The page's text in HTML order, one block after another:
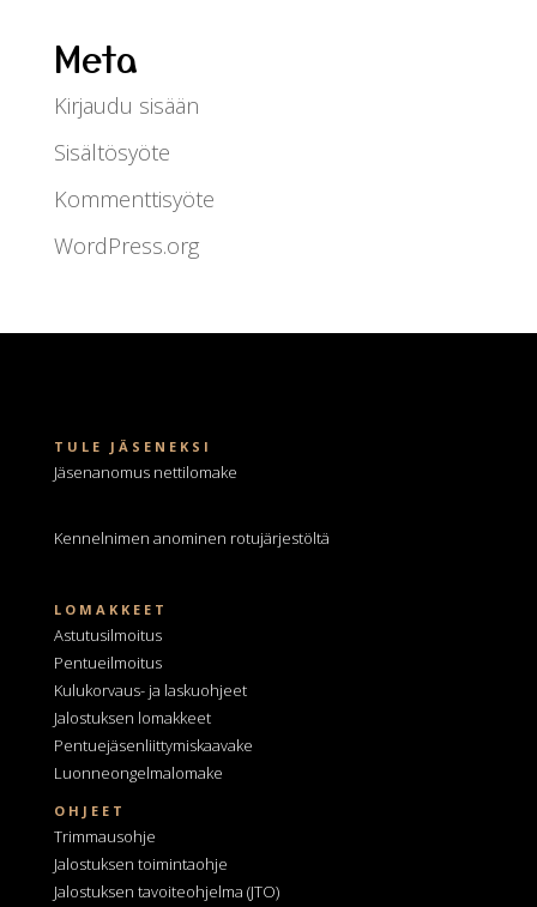
Meta
Kirjaudu sisään
Sisältösyöte
Kommenttisyöte
WordPress.org
TULE JÄSENEKSI
Jäsenanomus nettilomake
Kennelnimen anominen rotujärjestöltä
LOMAKKEET
Astutusilmoitus
Pentueilmoitus
Kulukorvaus- ja laskuohjeet
Jalostuksen lomakkeet
Pentuejäsenliittymiskaavake
Luonneongelmalomake
OHJEET
Trimmausohje
Jalostuksen toimintaohje
Jalostuksen tavoiteohjelma (JTO)